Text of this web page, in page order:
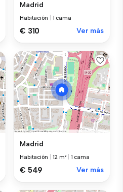
Madrid
Habitación 1 cama
€ 310 Ver más
Madrid
Habitación 12 m² 1 cama
€ 549 Ver más